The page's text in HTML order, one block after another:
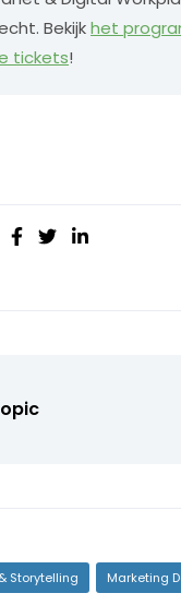
Bekijkhet
tickets!
Storytelling Marketing